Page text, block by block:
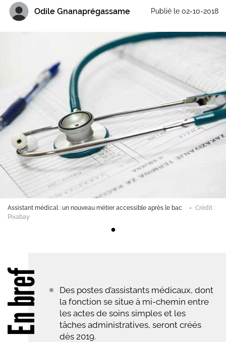
Odile Gnanaprégassame Publié le 02-10-2018
bref
Des postes d’assistants médicaux, dont
la fonction se situe à mi-chemin entre
les actes de soins simples et les
tâches administratives, seront créés
dès 2019.
Assistant médical : un nouveau métier accessible après le bac
Crédit :
Pixabay